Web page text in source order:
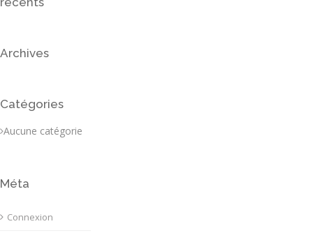
Archives
Catégories
Aucune catégorie
Méta
Connexion